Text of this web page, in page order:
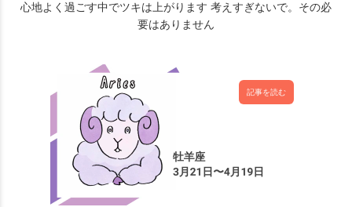
心地よく過ごす中でツキは上がります 考えすぎないで。その必
要はありません
記事を読む